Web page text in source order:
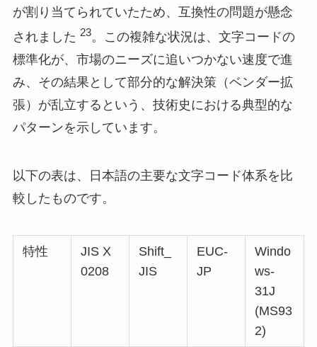
が割り当てられていたため、互換性の問題が懸念
されました 23。この複雑な状況は、文字コードの
標準化が、市場のニーズに追いつかない速度で進
み、その結果として部分的な解決策（ベンダー拡
張）が乱立するという、技術史における典型的な
パターンを示しています。
以下の表は、日本語の主要な文字コード体系を比
較したものです。
特性
JIS X
0208
Shift_
JIS
EUC-
JP
Windo
ws-
31J
(MS93
2)